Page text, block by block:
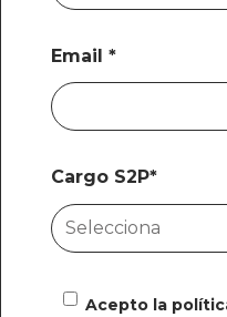
Email*
Cargo S2P*
Acepto la